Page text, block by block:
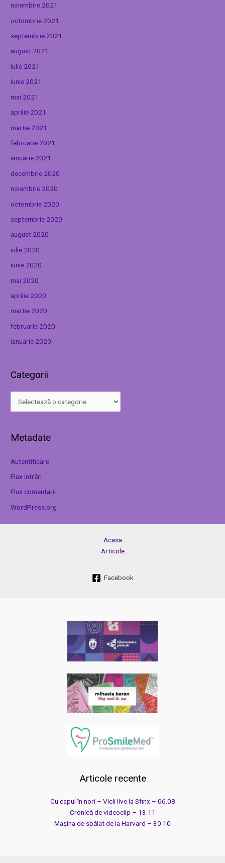
noiembrie 2021
octombrie 2021
septembrie 2021
august 2021
iulie 2021
iunie 2021
mai 2021
aprilie 2021
martie 2021
februarie 2021
ianuarie 2021
decembrie 2020
noiembrie 2020
octombrie 2020
septembrie 2020
august 2020
iulie 2020
iunie 2020
mai 2020
aprilie 2020
martie 2020
februarie 2020
ianuarie 2020
Categorii
Metadate
Autentificare
Flux intrări
Flux comentarii
WordPress.org
Acasa
Articole
Facebook
Articole recente
Cu capul în nori – Vicii live la Sfinx – 06.08
Cronică de videoclip – 13.11
Mașina de spălat de la Harvard – 30.10